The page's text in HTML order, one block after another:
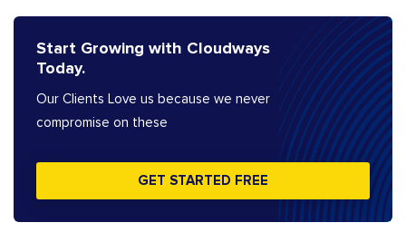
Start Growing with Cloudways
Today.
Our Clients Love us because we never
compromise on these
GET STARTED FREE